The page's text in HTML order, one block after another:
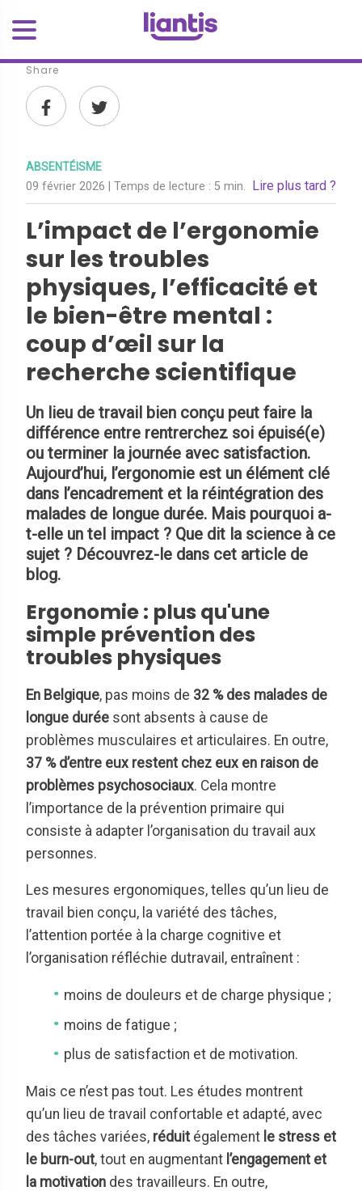
Share
ABSENTÉISME
09 février 2026 | Temps de lecture : 5 min. Lire plus tard ?
L’impact de l’ergonomie
sur les troubles
physiques, l’efficacité et
le bien-être mental :
coup d’œil sur la
recherche scientifique
Un lieu de travail bien conçu peut faire la
différence entre rentrerchez soi épuisé(e)
ou terminer la journée avec satisfaction.
Aujourd’hui, l’ergonomie est un élément clé
dans l’encadrement et la réintégration des
malades de longue durée. Mais pourquoi a-
t-elle un tel impact ? Que dit la science à ce
sujet ? Découvrez-le dans cet article de
blog.
Ergonomie : plus qu'une
simple prévention des
troubles physiques
En Belgique, pas moins de 32 % des malades de
longue durée sont absents à cause de
problèmes musculaires et articulaires. En outre,
37 % d’entre eux restent chez eux en raison de
problèmes psychosociaux. Cela montre
l’importance de la prévention primaire qui
consiste à adapter l’organisation du travail aux
personnes.
Les mesures ergonomiques, telles qu’un lieu de
travail bien conçu, la variété des tâches,
l’attention portée à la charge cognitive et
l’organisation réfléchie dutravail, entraînent :
moins de douleurs et de charge physique ;
moins de fatigue ;
plus de satisfaction et de motivation.
Mais ce n’est pas tout. Les études montrent
qu’un lieu de travail confortable et adapté, avec
des tâches variées, réduit également le stress et
le burn-out, tout en augmentant l’engagement et
la motivation des travailleurs. En outre,